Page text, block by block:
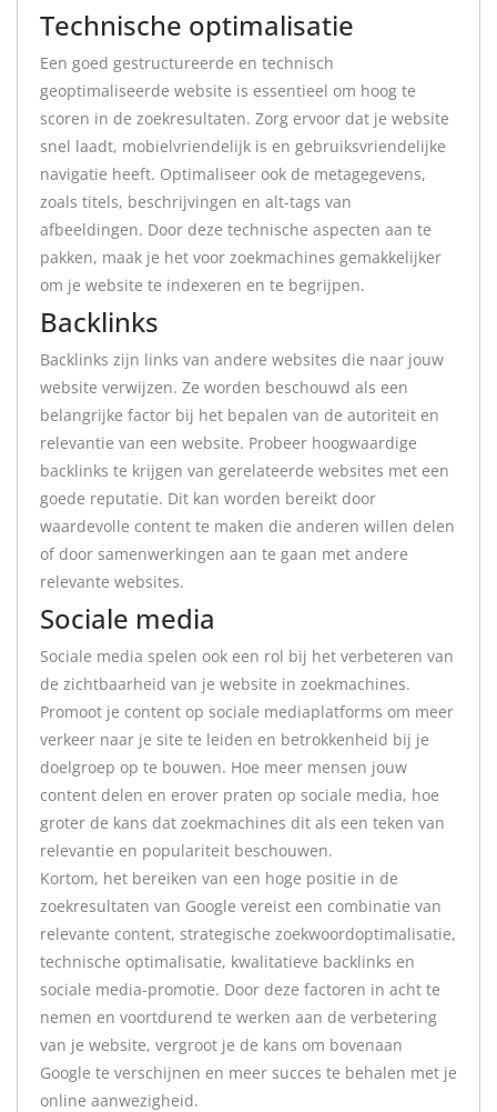
Technische optimalisatie
Een goed gestructureerde en technisch
geoptimaliseerde website is essentieel om hoog te
scoren in de zoekresultaten. Zorg ervoor dat je website
snel laadt, mobielvriendelijk is en gebruiksvriendelijke
navigatie heeft. Optimaliseer ook de metagegevens,
zoals titels, beschrijvingen en alt-tags van
afbeeldingen. Door deze technische aspecten aan te
pakken, maak je het voor zoekmachines gemakkelijker
om je website te indexeren en te begrijpen.
Backlinks
Backlinks zijn links van andere websites die naar jouw
website verwijzen. Ze worden beschouwd als een
belangrijke factor bij het bepalen van de autoriteit en
relevantie van een website. Probeer hoogwaardige
backlinks te krijgen van gerelateerde websites met een
goede reputatie. Dit kan worden bereikt door
waardevolle content te maken die anderen willen delen
of door samenwerkingen aan te gaan met andere
relevante websites.
Sociale media
Sociale media spelen ook een rol bij het verbeteren van
de zichtbaarheid van je website in zoekmachines.
Promoot je content op sociale mediaplatforms om meer
verkeer naar je site te leiden en betrokkenheid bij je
doelgroep op te bouwen. Hoe meer mensen jouw
content delen en erover praten op sociale media, hoe
groter de kans dat zoekmachines dit als een teken van
relevantie en populariteit beschouwen.
Kortom, het bereiken van een hoge positie in de
zoekresultaten van Google vereist een combinatie van
relevante content, strategische zoekwoordoptimalisatie,
technische optimalisatie, kwalitatieve backlinks en
sociale media-promotie. Door deze factoren in acht te
nemen en voortdurend te werken aan de verbetering
van je website, vergroot je de kans om bovenaan
Google te verschijnen en meer succes te behalen met je
online aanwezigheid.